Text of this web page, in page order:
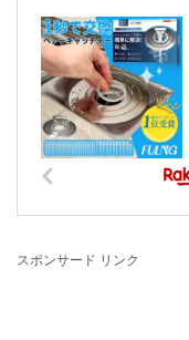
スポンサード リンク